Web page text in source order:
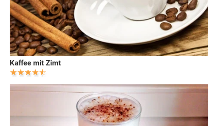
Kaffee mit Zimt